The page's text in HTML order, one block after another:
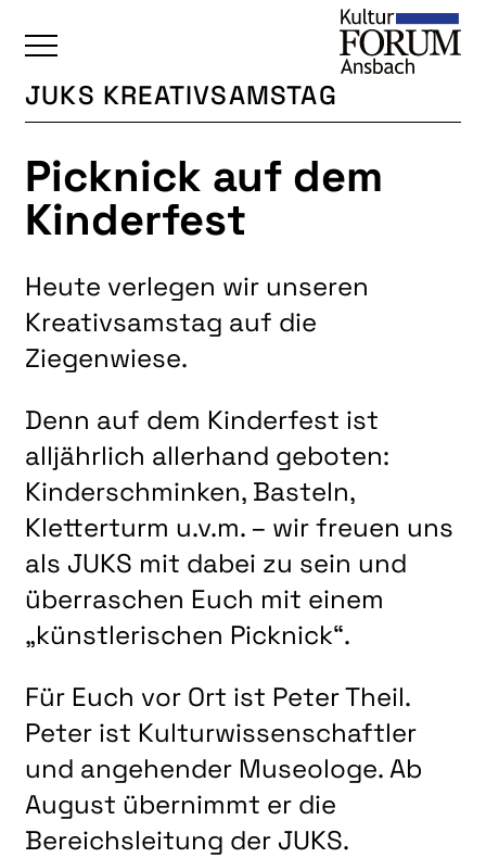
ÜBERSICHT
KALENDER
UNSERE BEREICHE
BILDENDE KUNST
FOTOGRUPPE
INTERKULTUR
JUNGE KUNSTSCHULE
KUNSTREISEN
LITERATUR
MUSIK
NATUR & STRUKTUR
ÜBER UNS
KUNSTHAUS R3
SPECKDRUMM HALLE
BEWERBUNG
UNSERE MITGLIEDER
JUKS KREATIVSAMSTAG
Picknick auf dem
Kinderfest
Heute verlegen wir unseren
Kreativsamstag auf die
Ziegenwiese.
Denn auf dem Kinderfest ist
alljährlich allerhand geboten:
Kinderschminken, Basteln,
Kletterturm u.v.m. – wir freuen uns
als JUKS mit dabei zu sein und
überraschen Euch mit einem
„künstlerischen Picknick“.
Für Euch vor Ort ist Peter Theil.
Peter ist Kulturwissenschaftler
und angehender Museologe. Ab
August übernimmt er die
Bereichsleitung der JUKS.